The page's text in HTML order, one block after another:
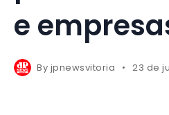
e
By jpnewsvitoria 23 de